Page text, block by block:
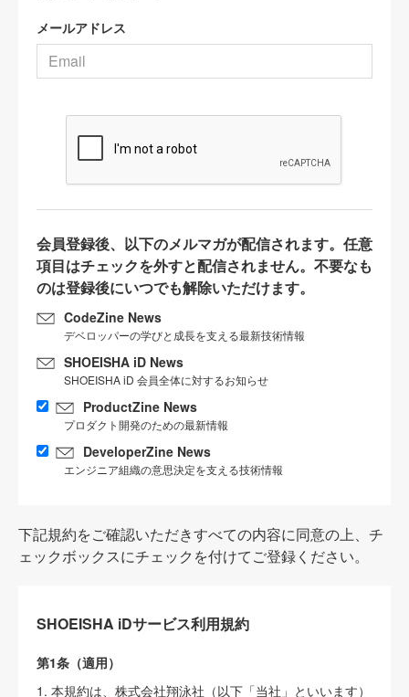
メールアドレス
会員登録後、以下のメルマガが配信されます。任意
項目はチェックを外すと配信されません。不要なも
のは登録後にいつでも解除いただけます。
CodeZine News
デベロッパーの学びと成長を支える最新技術情報
SHOEISHA iD News
SHOEISHA iD 会員全体に対するお知らせ
ProductZine News
プロダクト開発のための最新情報
DeveloperZine News
エンジニア組織の意思決定を支える技術情報
下記規約をご確認いただきすべての内容に同意の上、チ
ェックボックスにチェックを付けてご登録ください。
SHOEISHA iDサービス利用規約
第1条（適用）
1. 本規約は、株式会社翔泳社（以下「当社」といいます）